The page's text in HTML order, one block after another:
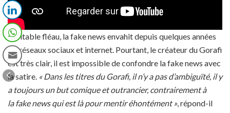
Véritable fléau, la fake news envahit depuis quelques années
les réseaux sociaux et internet. Pourtant, le créateur du Gorafi
est très clair, il est impossible de confondre la fake news avec
la satire. « Dans les titres du Gorafi, il n’y a pas d’ambiguïté, il y
a toujours un but comique et outrancier, contrairement à
la fake news qui est là pour mentir éhontément », répond-il